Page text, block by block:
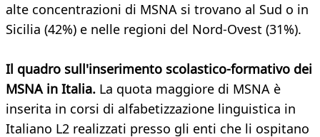
alte concentrazioni di MSNA si trovano al Sud o in
Sicilia (42%) e nelle regioni del Nord-Ovest (31%).
Il quadro sull'inserimento scolastico-formativo dei
MSNA in Italia. La quota maggiore di MSNA è
inserita in corsi di alfabetizzazione linguistica in
Italiano L2 realizzati presso gli enti che li ospitano